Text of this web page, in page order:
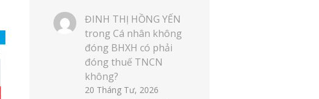
ĐINH THỊ HỒNG YẾN
trong Cá nhân không
đóng BHXH có phải
đóng thuế TNCN
không?
20 Tháng Tư, 2026